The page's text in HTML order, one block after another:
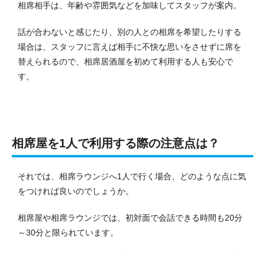
相席相手は、年齢や雰囲気などを加味してスタッフが案内。
話が合わないと感じたり、別の人との相席を希望したりする
場合は、スタッフに言えば相手に不快な思いをさせずに席を
替えられるので、相席居酒屋を初めて利用する人も安心で
す。
相席屋を1人で利用する際の注意点は？
それでは、相席ラウンジへ1人で行く場合、どのような点に気
をつければ良いのでしょうか。
相席屋や相席ラウンジでは、初対面で会話できる時間も20分
～30分と限られています。